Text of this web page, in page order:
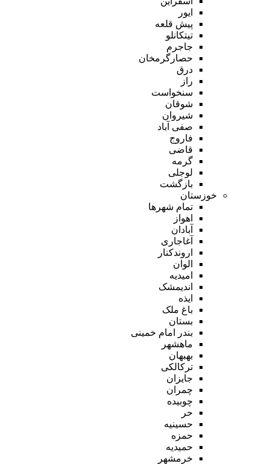
ایور
پیش قلعه
تیتکانلو
جاجرم
حصارگرمخان
درق
راز
سنخواست
شوقان
شیروان
صفی آباد
فاروج
قاضی
گرمه
لوجلی
بازگشت
خوزستان
تمام شهر‌ها
اهواز
آبادان
آغاجاری
اروندکنار
الوان
امیدیه
اندیمشک
ایذه
باغ ملک
بستان
بندر امام خمینی
ماهشهر
بهبهان
ترکالکی
جایزان
چمران
چوبیده
حر
حسینیه
حمزه
حمیدیه
خرمشهر